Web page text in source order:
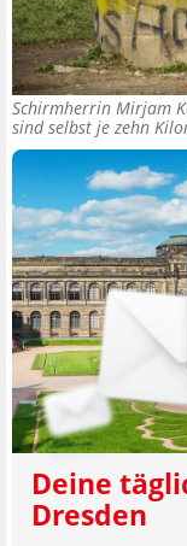
Schirmherrin Mirjam
sind selbst je zehn
Deine
Dresden